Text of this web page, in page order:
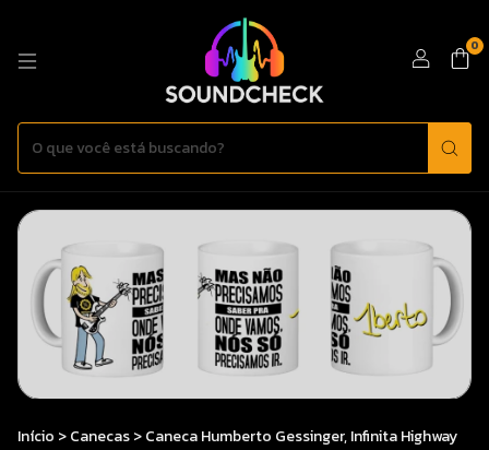
0
Início >Canecas>Caneca Humberto Gessinger, Infinita Highway